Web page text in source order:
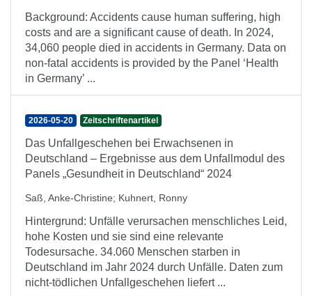
Background: Accidents cause human suffering, high
costs and are a significant cause of death. In 2024,
34,060 people died in accidents in Germany. Data on
non-fatal accidents is provided by the Panel ‘Health
in Germany’ ...
2026-05-20 Zeitschriftenartikel
Das Unfallgeschehen bei Erwachsenen in
Deutschland – Ergebnisse aus dem Unfallmodul des
Panels „Gesundheit in Deutschland“ 2024
Saß, Anke-Christine; Kuhnert, Ronny
Hintergrund: Unfälle verursachen menschliches Leid,
hohe Kosten und sie sind eine relevante
Todesursache. 34.060 Menschen starben in
Deutschland im Jahr 2024 durch Unfälle. Daten zum
nicht-tödlichen Unfallgeschehen liefert ...